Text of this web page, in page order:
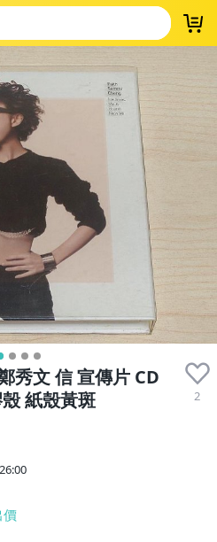
秀文 信 宣傳片 CD
紙殼黃斑
2
價